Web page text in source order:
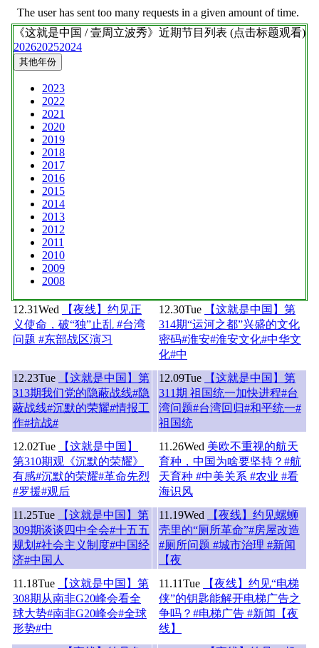
《这就是中国 / 壹周立波秀》 近期节目列表 (点击标题观看)
202620252024
其他年份
2023
2022
2021
2020
2019
2018
2017
2016
2015
2014
2013
2012
2011
2010
2009
2008
12.31Wed
【夜线】约见正
义使命，破“独”止乱 #台湾
问题 #东部战区演习
12.30Tue
【这就是中国】第
314期“运河之都”兴盛的文化
密码#淮安#淮安文化#中华文
化#中
12.23Tue
【这就是中国】第
313期我们党的隐蔽战线#隐
蔽战线#沉默的荣耀#情报工
作#抗战#
12.09Tue
【这就是中国】第
311期 祖国统一加快进程#台
湾问题#台湾回归#和平统一#
祖国统
12.02Tue
【这就是中国】
第310期观《沉默的荣耀》
有感#沉默的荣耀#革命先烈
#罗援#观后
11.26Wed 美欧不重视的航天
育种，中国为啥要坚持？#航
天育种 #中美关系 #农业 #看
海识风
11.25Tue
【这就是中国】第
309期谈谈四中全会#十五五
规划#社会主义制度#中国经
济#中国人
11.19Wed
【夜线】约见螺蛳
壳里的“厕所革命”#房屋改造
#厕所问题 #城市治理 #新闻
【夜
11.18Tue
【这就是中国】第
308期从南非G20峰会看全
球大势#南非G20峰会#全球
形势#中
11.11Tue
【夜线】约见“电梯
侠”的钥匙能解开电梯广告之
争吗？#电梯广告 #新闻【夜
线】